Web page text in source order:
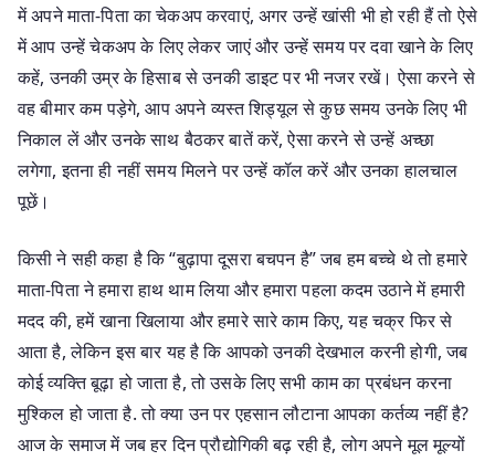
में अपने माता-पिता का चेकअप करवाएं, अगर उन्हें खांसी भी हो रही हैं तो ऐसे
में आप उन्हें चेकअप के लिए लेकर जाएं और उन्हें समय पर दवा खाने के लिए
कहें, उनकी उम्र के हिसाब से उनकी डाइट पर भी नजर रखें। ऐसा करने से
वह बीमार कम पड़ेगे, आप अपने व्यस्त शिड्यूल से कुछ समय उनके लिए भी
निकाल लें और उनके साथ बैठकर बातें करें, ऐसा करने से उन्हें अच्छा
लगेगा, इतना ही नहीं समय मिलने पर उन्हें कॉल करें और उनका हालचाल
पूछें।
किसी ने सही कहा है कि “बुढ़ापा दूसरा बचपन है” जब हम बच्चे थे तो हमारे
माता-पिता ने हमारा हाथ थाम लिया और हमारा पहला कदम उठाने में हमारी
मदद की, हमें खाना खिलाया और हमारे सारे काम किए, यह चक्र फिर से
आता है, लेकिन इस बार यह है कि आपको उनकी देखभाल करनी होगी, जब
कोई व्यक्ति बूढ़ा हो जाता है, तो उसके लिए सभी काम का प्रबंधन करना
मुश्किल हो जाता है. तो क्या उन पर एहसान लौटाना आपका कर्तव्य नहीं है?
आज के समाज में जब हर दिन प्रौद्योगिकी बढ़ रही है, लोग अपने मूल मूल्यों